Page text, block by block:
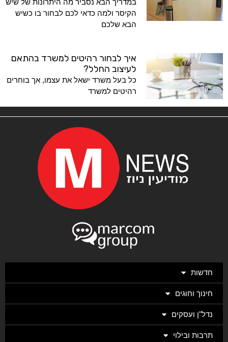
הקיסר ולמה כדאי לכם לבחור בו כשיש
הבא שלכם
איך לבחור רהיטים למשרד בהתאם
לעיצוב החלל?
כל בעל משרד ישאל את עצמו, אך בוחרים
רהיטים למשרד
חדשות
חינוך וחוגים
נדל"ן ועסקים
תרבות ובילוי